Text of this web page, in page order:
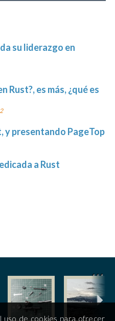
su liderazgo en
Rust?, es más, ¿qué es
y presentando PageTop
a Rust
de cookies para ofrecer